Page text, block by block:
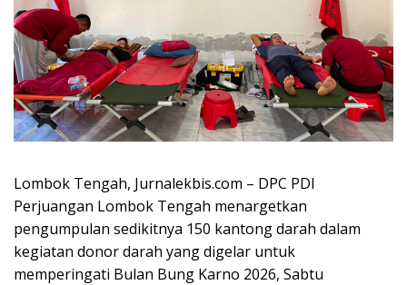
Lombok Tengah, Jurnalekbis.com – DPC PDI
Perjuangan Lombok Tengah menargetkan
pengumpulan sedikitnya 150 kantong darah dalam
kegiatan donor darah yang digelar untuk
memperingati Bulan Bung Karno 2026, Sabtu